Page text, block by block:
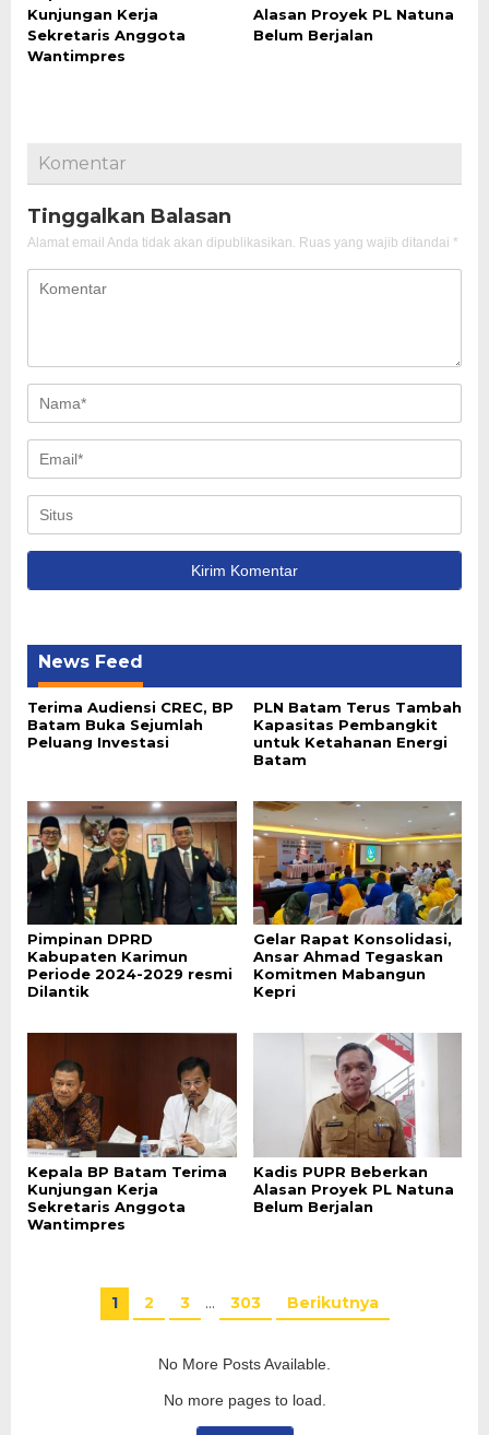
Kunjungan Kerja
Sekretaris Anggota
Wantimpres
Alasan Proyek PL Natuna
Belum Berjalan
Komentar
Tinggalkan Balasan
Alamat email Anda tidak akan dipublikasikan. Ruas yang wajib ditandai *
News Feed
Terima Audiensi CREC, BP
Batam Buka Sejumlah
Peluang Investasi
PLN Batam Terus Tambah
Kapasitas Pembangkit
untuk Ketahanan Energi
Batam
Pimpinan DPRD
Kabupaten Karimun
Periode 2024-2029 resmi
Dilantik
Gelar Rapat Konsolidasi,
Ansar Ahmad Tegaskan
Komitmen Mabangun
Kepri
Kepala BP Batam Terima
Kunjungan Kerja
Sekretaris Anggota
Wantimpres
Kadis PUPR Beberkan
Alasan Proyek PL Natuna
Belum Berjalan
1 2 3 … 303 Berikutnya
No More Posts Available.
No more pages to load.